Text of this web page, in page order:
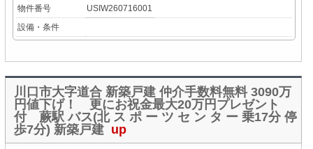
物件番号
USIW260716001
設備・条件
川口市大字道合 新築戸建 仲介手数料無料 3090万
円値下げ！ 更にお祝金最大20万円プレゼント
付 蕨駅 バス(北 ス ポ ー ツ セ ン タ ー 乗17分 停
歩7分) 新築戸建 up